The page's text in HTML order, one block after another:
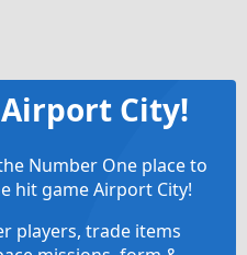
City!
Number One place to
hit game Airport City!
players, trade items